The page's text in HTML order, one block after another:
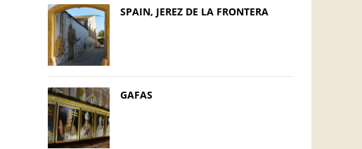
SPAIN, JEREZ DE LA FRONTERA
GAFAS